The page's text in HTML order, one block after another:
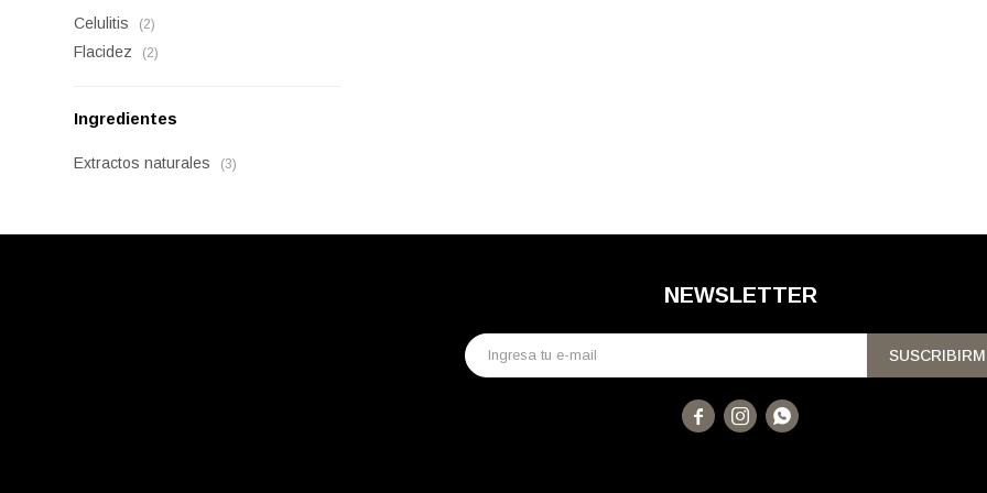
Celulitis (2)
Flacidez (2)
Ingredientes
Extractos naturales (3)
NEWSLETTER
  